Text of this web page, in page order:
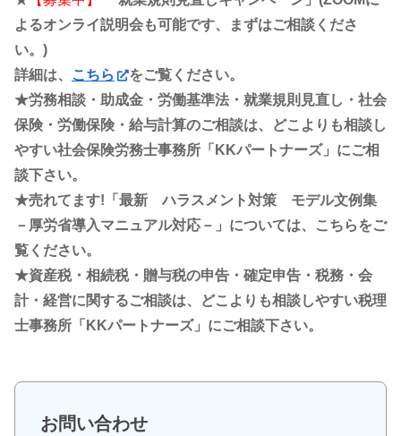
よるオンライ説明会も可能です、まずはご相談くださ
い。)
詳細は、
こちら
をご覧ください。
★労務相談・助成金・労働基準法・就業規則見直し・社会
保険・労働保険・給与計算のご相談は、どこよりも相談し
やすい社会保険労務士事務所「KKパートナーズ」にご相
談下さい。
★売れてます!「最新 ハラスメント対策 モデル文例集
－厚労省導入マニュアル対応－」については、こちらをご
覧ください。
★資産税・相続税・贈与税の申告・確定申告・税務・会
計・経営に関するご相談は、どこよりも相談しやすい税理
士事務所「KKパートナーズ」にご相談下さい。
お問い合わせ